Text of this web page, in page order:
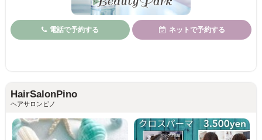
電話で予約する ネットで予約する
HairSalonPino
ヘアサロンピノ